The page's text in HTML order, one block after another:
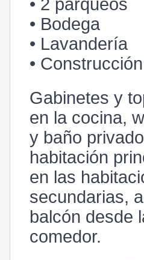
• Bodega
• Lavandería
•
Gabinetes y
en la cocina,
y baño
habitación
en las
secundarias,
balcón desde
comedor.